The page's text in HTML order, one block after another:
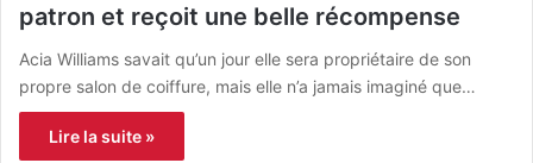
patron et reçoit une belle récompense
Acia Williams savait qu’un jour elle sera propriétaire de son
propre salon de coiffure, mais elle n’a jamais imaginé que…
Lire la suite »